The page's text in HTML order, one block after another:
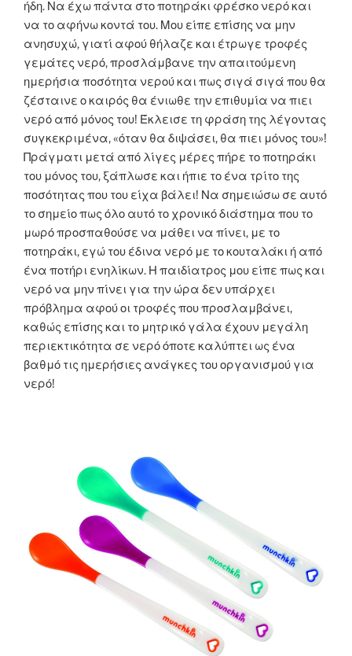
ήδη. Να έχω πάντα στο ποτηράκι φρέσκο νερό και
να το αφήνω κοντά του. Μου είπε επίσης να μην
ανησυχώ, γιατί αφού θήλαζε και έτρωγε τροφές
γεμάτες νερό, προσλάμβανε την απαιτούμενη
ημερήσια ποσότητα νερού και πως σιγά σιγά που θα
ζέσταινε ο καιρός θα ένιωθε την επιθυμία να πιει
νερό από μόνος του! Έκλεισε τη φράση της λέγοντας
συγκεκριμένα, «όταν θα διψάσει, θα πιει μόνος του»!
Πράγματι μετά από λίγες μέρες πήρε το ποτηράκι
του μόνος του, ξάπλωσε και ήπιε το ένα τρίτο της
ποσότητας που του είχα βάλει! Να σημειώσω σε αυτό
το σημείο πως όλο αυτό το χρονικό διάστημα που το
μωρό προσπαθούσε να μάθει να πίνει, με το
ποτηράκι, εγώ του έδινα νερό με το κουταλάκι ή από
ένα ποτήρι ενηλίκων. Η παιδίατρος μου είπε πως και
νερό να μην πίνει για την ώρα δεν υπάρχει
πρόβλημα αφού οι τροφές που προσλαμβάνει,
καθώς επίσης και το μητρικό γάλα έχουν μεγάλη
περιεκτικότητα σε νερό όποτε καλύπτει ως ένα
βαθμό τις ημερήσιες ανάγκες του οργανισμού για
νερό!